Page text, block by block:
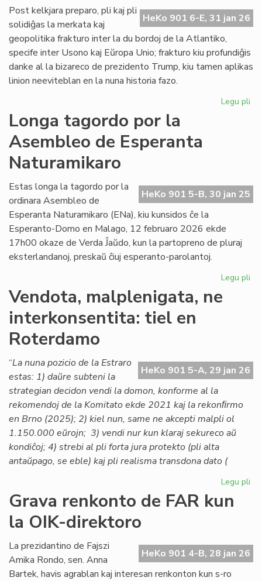
ĉe
HeKo 901 6-E, 31 jan 26
Post kelkjara preparo, pli kaj pli
solidiĝas la merkata kaj
geopolitika frakturo inter la du bordoj de la Atlantiko,
specife inter Usono kaj Eŭropa Unio; frakturo kiu profundiĝis
danke al la bizareco de prezidento Trump, kiu tamen aplikas
linion neeviteblan en la nuna historia fazo.
Legu pli
ĉe
Longa tagordo por la
Asembleo de Esperanta
Naturamikaro
HeKo 901 5-B, 30 jan 25
Estas longa la tagordo por la
ordinara Asembleo de
Esperanta Naturamikaro (ENa), kiu kunsidos ĉe la
Esperanto-Domo en Malago, 12 februaro 2026 ekde
17h00 okaze de Verda Ĵaŭdo, kun la partopreno de pluraj
eksterlandanoj, preskaŭ ĉiuj esperanto-parolantoj.
Legu pli
Vendota, malplenigata, ne
interkonsentita: tiel en
Roterdamo
HeKo 901 5-A, 29 jan 26
“La nuna pozicio de la Estraro
estas: 1) daŭre subteni la
strategian decidon vendi la domon, konforme al la
rekomendoj de la Komitato ekde 2021 kaj la rekonﬁrmo
en Brno (2025); 2) kiel nun, same ne akcepti malpli ol
1.150.000 eŭrojn; 3) vendi nur kun klaraj sekureco aŭ
kondiĉoj; 4) strebi al pli forta jura protekto (pli alta
antaŭpago, se eble) kaj pli realisma transdona dato (
Legu pli
tiel
Grava renkonto de FAR kun
la OIK-direktoro
HeKo 901 4-B, 28 jan 26
La prezidantino de Fajszi
Amika Rondo, sen. Anna
Bartek, havis agrablan kaj interesan renkonton kun s-ro